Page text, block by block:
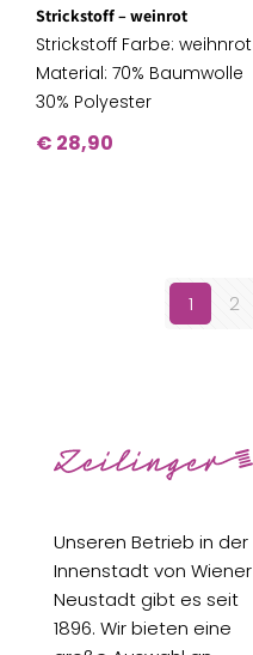
Strickstoff – weinrot
Strickstoff Farbe: weihnrot
Material: 70% Baumwolle
30% Polyester
€ 28,90
1 2
Unseren Betrieb in der
Innenstadt von Wiener
Neustadt gibt es seit
1896. Wir bieten eine